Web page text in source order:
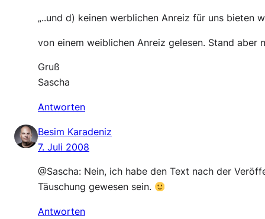
„..und d) keinen werblichen Anreiz für uns bieten
von einem weiblichen Anreiz gelesen. Stand aber
Gruß
Sascha
Antworten
Besim Karadeniz
7. Juli 2008
@Sascha: Nein, ich habe den Text nach der
Täuschung gewesen sein.
Antworten